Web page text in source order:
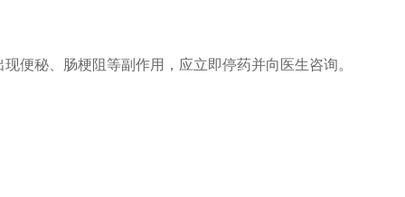
便秘、肠梗阻等副作用，应立即停药并向医生咨询。